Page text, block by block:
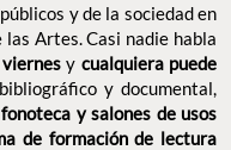
y de la sociedad en
las Artes. Casi nadie habla
y cualquiera puede
y documental,
y salones de usos
de formación de lectura